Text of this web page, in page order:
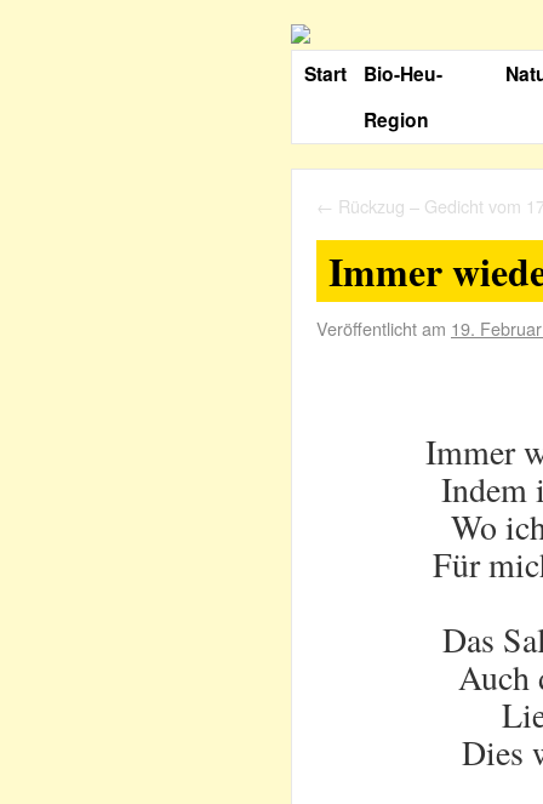
Start
Bio-Heu-
Region
← Rückzug – Gedicht vom
Immer
Veröffentlicht am 19.
Immer
Indem
Wo
Für
Das
Auch
Dies